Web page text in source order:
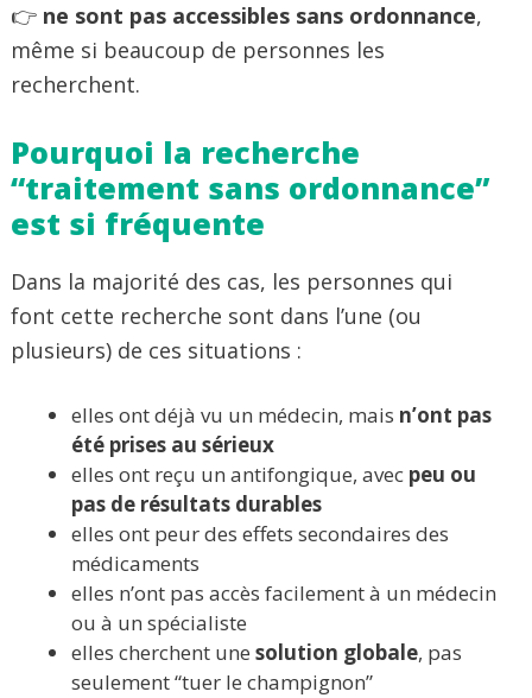
👉 ne sont pas accessibles sans ordonnance,
même si beaucoup de personnes les
recherchent.
Pourquoi la recherche
“traitement sans ordonnance”
est si fréquente
Dans la majorité des cas, les personnes qui
font cette recherche sont dans l’une (ou
plusieurs) de ces situations :
elles ont déjà vu un médecin, mais n’ont pas
été prises au sérieux
elles ont reçu un antifongique, avec peu ou
pas de résultats durables
elles ont peur des effets secondaires des
médicaments
elles n’ont pas accès facilement à un médecin
ou à un spécialiste
elles cherchent une solution globale, pas
seulement “tuer le champignon”